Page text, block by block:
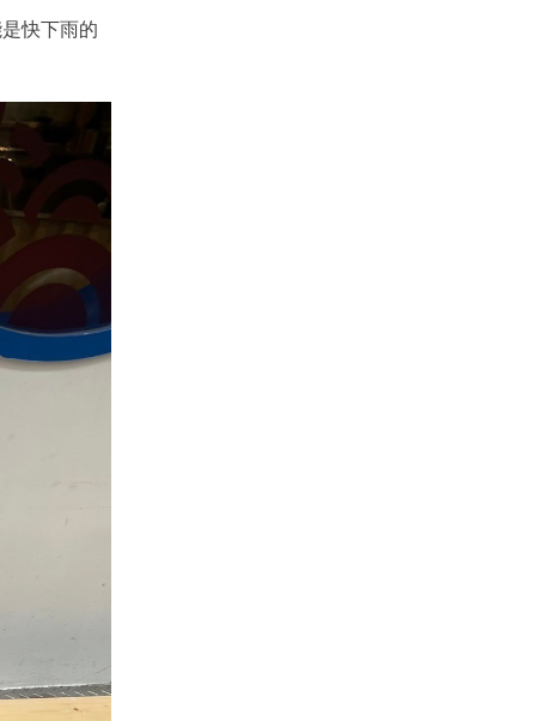
快下雨的